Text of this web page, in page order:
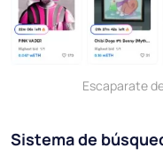
Escaparate
Sistema de